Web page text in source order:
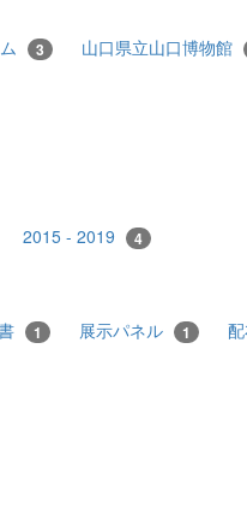
3 山口県立山口博物館
2015 - 2019 4
1 展示パネル 1